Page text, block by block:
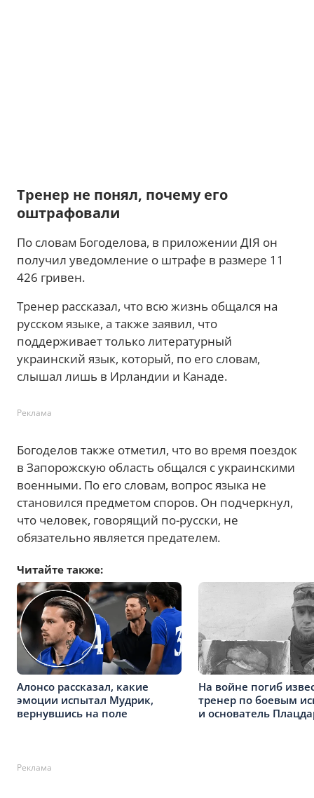
Тренер не понял, почему его
оштрафовали
По словам Богоделова, в приложении ДІЯ он
получил уведомление о штрафе в размере 11
426 гривен.
Тренер рассказал, что всю жизнь общался на
русском языке, а также заявил, что
поддерживает только литературный
украинский язык, который, по его словам,
слышал лишь в Ирландии и Канаде.
Реклама
Богоделов также отметил, что во время поездок
в Запорожскую область общался с украинскими
военными. По его словам, вопрос языка не
становился предметом споров. Он подчеркнул,
что человек, говорящий по-русски, не
обязательно является предателем.
Читайте также:
Алонсо рассказал, какие
эмоции испытал Мудрик,
вернувшись на поле
На войне погиб
тренер по боевым
и основатель
Реклама